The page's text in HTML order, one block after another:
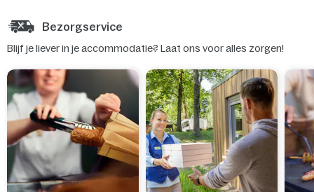
Bezorgservice
Blijf je liever in je accommodatie? Laat ons voor alles zorgen!